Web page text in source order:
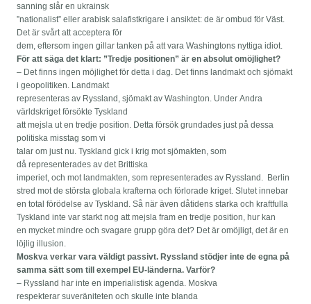
sanning slår en ukrainsk
”nationalist” eller arabisk salafistkrigare i ansiktet: de är ombud för Väst.
Det är svårt att acceptera för
dem, eftersom ingen gillar tanken på att vara Washingtons nyttiga idiot.
För att säga det klart: ”Tredje positionen” är en absolut omöjlighet?
– Det finns ingen möjlighet för detta i dag. Det finns landmakt och sjömakt
i geopolitiken. Landmakt
representeras av Ryssland, sjömakt av Washington. Under Andra
världskriget försökte Tyskland
att mejsla ut en tredje position. Detta försök grundades just på dessa
politiska misstag som vi
talar om just nu. Tyskland gick i krig mot sjömakten, som
då representerades av det Brittiska
imperiet, och mot landmakten, som representerades av Ryssland. Berlin
stred mot de största globala krafterna och förlorade kriget. Slutet innebar
en total förödelse av Tyskland. Så när även dåtidens starka och kraftfulla
Tyskland inte var starkt nog att mejsla fram en tredje position, hur kan
en mycket mindre och svagare grupp göra det? Det är omöjligt, det är en
löjlig illusion.
Moskva verkar vara väldigt passivt. Ryssland stödjer inte de egna på
samma sätt som till exempel EU-länderna.Varför?
– Ryssland har inte en imperialistisk agenda. Moskva
respekterar suveräniteten och skulle inte blanda